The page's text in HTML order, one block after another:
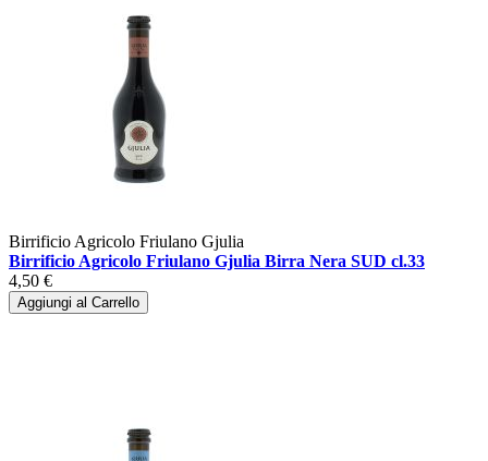
Birrificio Agricolo Friulano Gjulia
Birrificio Agricolo Friulano Gjulia Birra Nera SUD cl.33
4,50 €
Aggiungi al Carrello